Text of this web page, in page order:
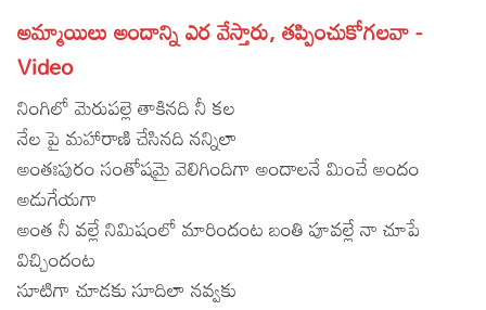
Hinduism
Lyrics in Hindi – Devotional Songs
Lyrics in Hindi – Movie Songs
Tamil
Lyrics in Tamil – Devotional Songs
Lyrics in Tamil – Movie Songs
Kannada
Lyrics in Kannada – Movie Songs
అమ్మాయిలు అందాన్ని ఎర వేస్తారు, తప్పించుకోగలవా -
Video
నింగిలో మెరుపల్లె తాకినది నీ కల
నేల పై మహారాణి చేసినది నన్నిలా
అంతఃపురం సంతోషమై వెలిగిందిగా అందాలనే మించే అందం
అడుగేయగా
అంత నీ వల్లే నిమిషంలో మారిందంట బంతి పూవల్లే నా చూపే
విచ్చిందంట
సూటిగా చూడకు సూదిలా నవ్వకు